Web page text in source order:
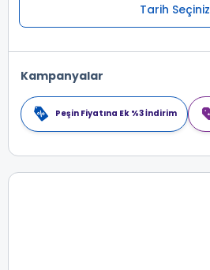
Tarih Seçiniz
Kampanyalar
Peşin Fiyatına Ek %3 İndirim